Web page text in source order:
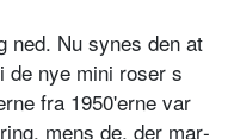
ned. Nu synes den at
nye mini roser s
fra 1950'erne var
mens de, der mar­